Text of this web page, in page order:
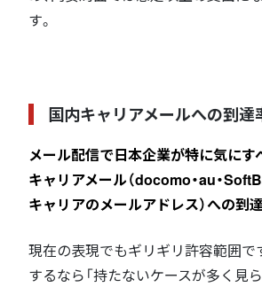
す。
国内キャリアメールへの到達
メール配信で日本企業が特に気にす
キャリアメール（docomo・au・
キャリアのメールアドレス）への到
現在の表現でもギリギリ許容範囲で
するなら「持たないケースが多く見